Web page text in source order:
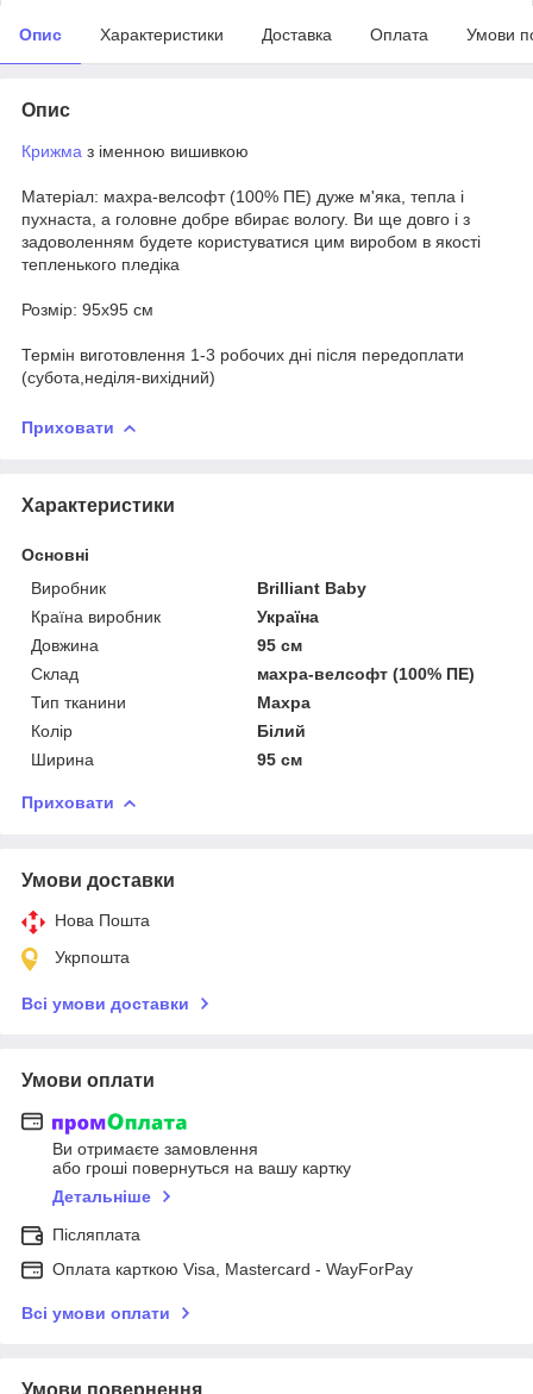
Опис Характеристики Доставка Оплата Умови
Опис
Крижма з іменною вишивкою
Матеріал: махра-велсофт (100% ПЕ) дуже м'яка, тепла і
пухнаста, а головне добре вбирає вологу. Ви ще довго і з
задоволенням будете користуватися цим виробом в якості
тепленького пледіка
Розмір: 95х95 см
Термін виготовлення 1-3 робочих дні після передоплати
(субота,неділя-вихідний)
Приховати
Характеристики
Основні
Виробник
Brilliant Baby
Країна виробник
Україна
Довжина
95 см
Склад
махра-велсофт (100% ПЕ)
Тип тканини
Махра
Колір
Білий
Ширина
95 см
Приховати
Умови доставки
Нова Пошта
Укрпошта
Всі умови доставки
Умови оплати
Ви отримаєте замовлення
або гроші повернуться на вашу картку
Детальніше
Післяплата
Оплата карткою Visa, Mastercard - WayForPay
Всі умови оплати